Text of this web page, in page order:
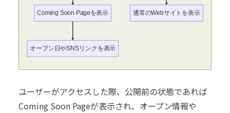
Coming Soon Pageを表示
オープン日やSNSリンクを表示
通常のWebサイトを表示
ユーザーがアクセスした際、公開前の状態であれば
Coming Soon Pageが表示され、オープン情報や